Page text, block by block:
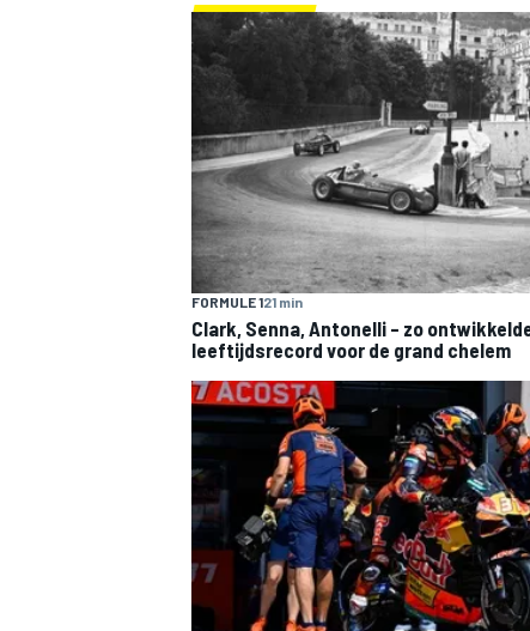
FORMULE 121 min
Clark, Senna, Antonelli – zo
leeftijdsrecord voor de grand chelem